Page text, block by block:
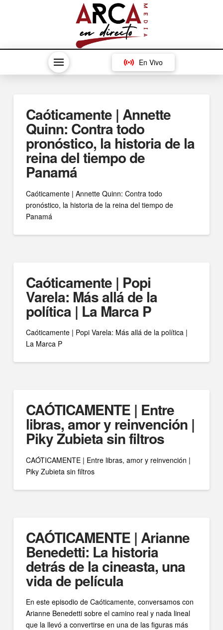
En Vivo
Caóticamente | Annette
Quinn: Contra todo
pronóstico, la historia de la
reina del tiempo de
Panamá
Caóticamente | Annette Quinn: Contra todo
pronóstico, la historia de la reina del tiempo de
Panamá
Caóticamente | Popi
Varela: Más allá de la
política | La Marca P
Caóticamente | Popi Varela: Más allá de la política |
La Marca P
CAÓTICAMENTE | Entre
libras, amor y reinvención |
Piky Zubieta sin filtros
CAÓTICAMENTE | Entre libras, amor y reinvención |
Piky Zubieta sin filtros
CAÓTICAMENTE | Arianne
Benedetti: La historia
detrás de la cineasta, una
vida de película
En este episodio de Caóticamente, conversamos con
Arianne Benedetti sobre el camino real y nada lineal
que la llevó a convertirse en una de las figuras más